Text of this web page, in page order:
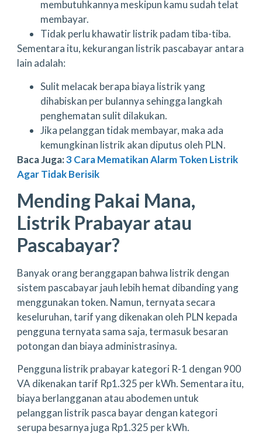
membutuhkannya meskipun kamu sudah telat
membayar.
Tidak perlu khawatir listrik padam tiba-tiba.
Sementara itu, kekurangan listrik pascabayar antara
lain adalah:
Sulit melacak berapa biaya listrik yang
dihabiskan per bulannya sehingga langkah
penghematan sulit dilakukan.
Jika pelanggan tidak membayar, maka ada
kemungkinan listrik akan diputus oleh PLN.
Baca Juga:3 Cara Mematikan Alarm Token Listrik
Agar Tidak Berisik
Mending Pakai Mana,
Listrik Prabayar atau
Pascabayar?
Banyak orang beranggapan bahwa listrik dengan
sistem pascabayar jauh lebih hemat dibanding yang
menggunakan token. Namun, ternyata secara
keseluruhan, tarif yang dikenakan oleh PLN kepada
pengguna ternyata sama saja, termasuk besaran
potongan dan biaya administrasinya.
Pengguna listrik prabayar kategori R-1 dengan 900
VA dikenakan tarif Rp1.325 per kWh. Sementara itu,
biaya berlangganan atau abodemen untuk
pelanggan listrik pasca bayar dengan kategori
serupa besarnya juga Rp1.325 per kWh.